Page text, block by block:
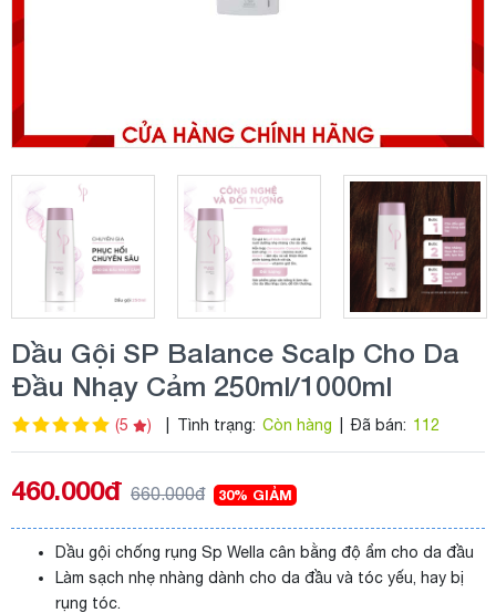
Dầu Gội SP Balance Scalp Cho Da
Đầu Nhạy Cảm 250ml/1000ml
(5 ) Tình trạng: Còn hàng Đã bán: 112
460.000đ 660.000đ 30% GIẢM
Dầu gội chống rụng Sp Wella cân bằng độ ẩm cho da đầu
Làm sạch nhẹ nhàng dành cho da đầu và tóc yếu, hay bị
rụng tóc.